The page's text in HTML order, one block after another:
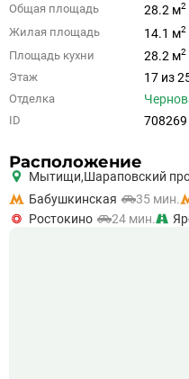
Общая площадь 28.2 м2
Жилая площадь 14.1 м2
Площадь кухни 28.2 м2
Этаж 17 из
Отделка
ID 708269
Расположение
Мытищи,Шараповский
Бабушкинская
35 мин.
Ростокино
24 мин.